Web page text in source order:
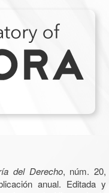
del Derecho, núm. 20,
anual. Editada y